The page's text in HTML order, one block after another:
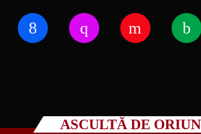
ASCULTĂ DE